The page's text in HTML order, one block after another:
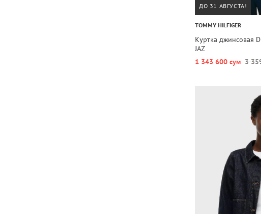
ДО 31 АВГУСТА!
TOMMY HILFIGER
Куртка джинсовая
JAZ
1 343 600 сум 3